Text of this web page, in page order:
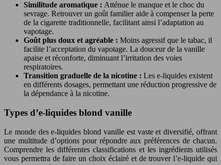
Similitude aromatique : Atténue le manque et le choc du
sevrage. Retrouver un goût familier aide à compenser la perte
de la cigarette traditionnelle, facilitant ainsi l’adaptation au
vapotage.
Goût plus doux et agréable : Moins agressif que le tabac, il
facilite l’acceptation du vapotage. La douceur de la vanille
apaise et réconforte, diminuant l’irritation des voies
respiratoires.
Transition graduelle de la nicotine : Les e-liquides existent
en différents dosages, permettant une réduction progressive de
la dépendance à la nicotine.
Types d’e-liquides blond vanille
Le monde des e-liquides blond vanille est vaste et diversifié, offrant
une multitude d’options pour répondre aux préférences de chacun.
Comprendre les différentes classifications et les ingrédients utilisés
vous permettra de faire un choix éclairé et de trouver l’e-liquide qui